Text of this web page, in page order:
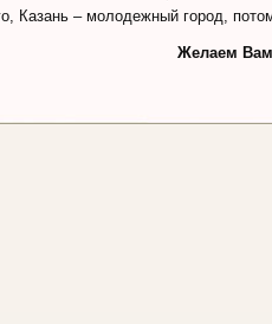
Казань – молодежный город,
Желаем Вам